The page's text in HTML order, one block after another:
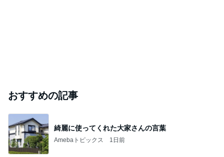
おすすめの記事
綺麗に使ってくれた大家さんの言葉
Amebaトピックス 1日前